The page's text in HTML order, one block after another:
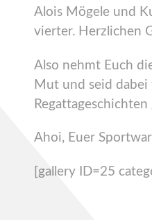
Alois Mögele und
vierter. Herzlichen
Also nehmt Euch
Mut und seid
Ahoi, Euer
[gallery ID=25